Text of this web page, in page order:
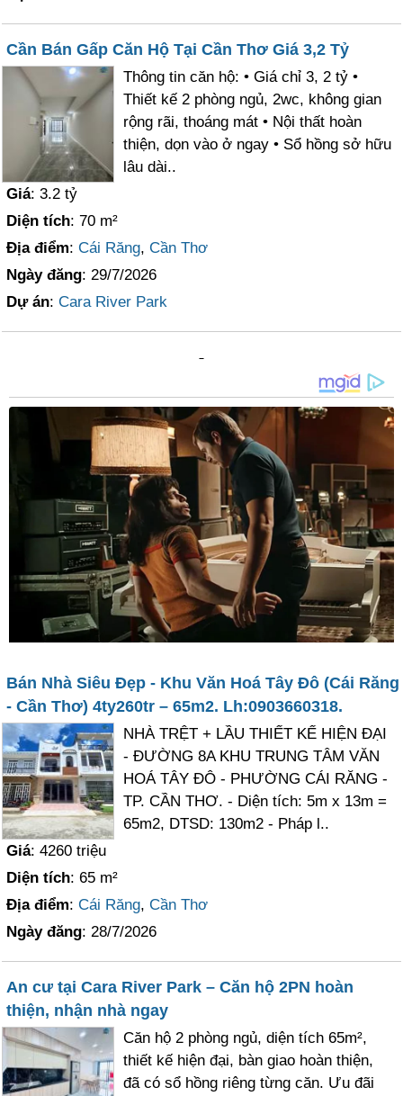
Cần Bán Gấp Căn Hộ Tại Cần Thơ Giá 3,2 Tỷ
Thông tin căn hộ: • Giá chỉ 3, 2 tỷ •
Thiết kế 2 phòng ngủ, 2wc, không gian
rộng rãi, thoáng mát • Nội thất hoàn
thiện, dọn vào ở ngay • Sổ hồng sở hữu
lâu dài..
Giá: 3.2 tỷ
Diện tích: 70 m²
Địa điểm:Cái Răng,Cần Thơ
Ngày đăng: 29/7/2026
Dự án:Cara River Park
Bán Nhà Siêu Đẹp - Khu Văn Hoá Tây Đô (Cái Răng
- Cần Thơ) 4ty260tr – 65m2. Lh:0903660318.
NHÀ TRỆT + LẦU THIẾT KẾ HIỆN ĐẠI
- ĐƯỜNG 8A KHU TRUNG TÂM VĂN
HOÁ TÂY ĐÔ - PHƯỜNG CÁI RĂNG -
TP. CẦN THƠ. - Diện tích: 5m x 13m =
65m2, DTSD: 130m2 - Pháp l..
Giá: 4260 triệu
Diện tích: 65 m²
Địa điểm:Cái Răng,Cần Thơ
Ngày đăng: 28/7/2026
An cư tại Cara River Park – Căn hộ 2PN hoàn
thiện, nhận nhà ngay
Căn hộ 2 phòng ngủ, diện tích 65m²,
thiết kế hiện đại, bàn giao hoàn thiện,
đã có sổ hồng riêng từng căn. Ưu đãi